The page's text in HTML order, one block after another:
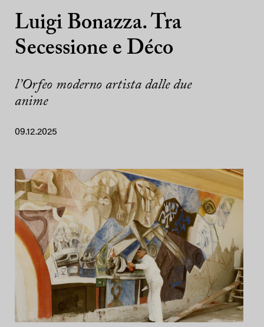
Luigi Bonazza. Tra
Secessione e Déco
l’Orfeo moderno artista dalle due
anime
09.12.2025